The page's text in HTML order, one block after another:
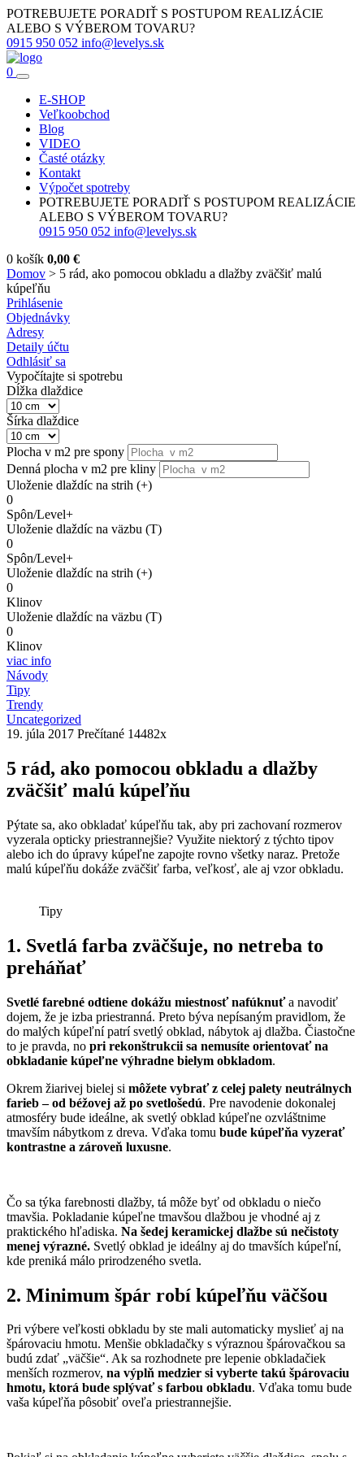
POTREBUJETE PORADIŤ S POSTUPOM REALIZÁCIE
ALEBO S VÝBEROM TOVARU?
0915 950 052 info@levelys.sk
0
E-SHOP
Veľkoobchod
Blog
VIDEO
Časté otázky
Kontakt
Výpočet spotreby
POTREBUJETE PORADIŤ S POSTUPOM REALIZÁCIE
ALEBO S VÝBEROM TOVARU?
0915 950 052 info@levelys.sk
0 košík 0,00 €
Domov > 5 rád, ako pomocou obkladu a dlažby zväčšiť malú
kúpeľňu
Prihlásenie
Objednávky
Adresy
Detaily účtu
Odhlásiť sa
Vypočítajte si spotrebu
Dĺžka dlaždice
Šírka dlaždice
Plocha v m2 pre spony
Denná plocha v m2 pre kliny
Uloženie dlaždíc na strih (+)
0
Spôn/Level+
Uloženie dlaždíc na väzbu (T)
0
Spôn/Level+
Uloženie dlaždíc na strih (+)
0
Klinov
Uloženie dlaždíc na väzbu (T)
0
Klinov
viac info
Návody
Tipy
Trendy
Uncategorized
19. júla 2017 Prečítané 14482x
5 rád, ako pomocou obkladu a dlažby
zväčšiť malú kúpeľňu
Pýtate sa, ako obkladať kúpeľňu tak, aby pri zachovaní rozmerov
vyzerala opticky priestrannejšie? Využite niektorý z týchto tipov
alebo ich do úpravy kúpeľne zapojte rovno všetky naraz. Pretože
malú kúpeľňu dokáže zväčšiť farba, veľkosť, ale aj vzor obkladu.
Tipy
1. Svetlá farba zväčšuje, no netreba to
preháňať
Svetlé farebné odtiene dokážu miestnosť nafúknuťa navodiť
dojem, že je izba priestranná. Preto býva nepísaným pravidlom, že
do malých kúpeľní patrí svetlý obklad, nábytok aj dlažba. Čiastočne
to je pravda, no pri rekonštrukcii sa nemusíte orientovať na
obkladanie kúpeľne výhradne bielym obkladom.
Okrem žiarivej bielej si môžete vybrať z celej palety neutrálnych
farieb – od béžovej až po svetlošedú. Pre navodenie dokonalej
atmosféry bude ideálne, ak svetlý obklad kúpeľne ozvláštnime
tmavším nábytkom z dreva. Vďaka tomu bude kúpeľňa vyzerať
kontrastne a zároveň luxusne.
Čo sa týka farebnosti dlažby, tá môže byť od obkladu o niečo
tmavšia. Pokladanie kúpeľne tmavšou dlažbou je vhodné aj z
praktického hľadiska. Na šedej keramickej dlažbe sú nečistoty
menej výrazné. Svetlý obklad je ideálny aj do tmavších kúpeľní,
kde preniká málo prirodzeného svetla.
2. Minimum špár robí kúpeľňu väčšou
Pri výbere veľkosti obkladu by ste mali automaticky myslieť aj na
špárovaciu hmotu. Menšie obkladačky s výraznou špárovačkou sa
budú zdať „väčšie“. Ak sa rozhodnete pre lepenie obkladačiek
menších rozmerov, na výplň medzier si vyberte takú špárovaciu
hmotu, ktorá bude splývať s farbou obkladu. Vďaka tomu bude
vaša kúpeľňa pôsobiť oveľa priestrannejšie.